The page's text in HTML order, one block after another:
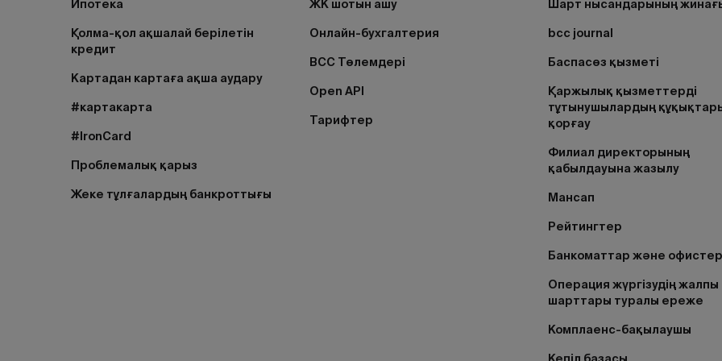
Ипотека
Қолма-қол ақшалай берілетін
кредит
Картадан картаға ақша аудару
#картакарта
#IronCard
Проблемалық қарыз
Жеке тұлғалардың банкроттығы
ЖК шотын ашу
Онлайн-бухгалтерия
BCC Төлемдері
Open API
Тарифтер
Шарт нысандарының
bcc journal
Баспасөз қызметі
Қаржылық қызметтерді
тұтынушылардың
қорғау
Филиал директорының
қабылдауына жазылу
Мансап
Рейтингтер
Банкоматтар және офистер
Операция жүргізудің жалпы
шарттары туралы ереже
Комплаенс-бақылаушы